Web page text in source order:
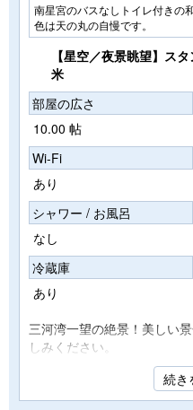
南星宮のバスなしトイレ付きの
色は天の丸の自慢です。
【星空／夜景眺望】ス
米
部屋の広さ
10.00 帖
Wi-Fi
あり
シャワー / お風呂
なし
冷蔵庫
あり
三河湾一望の絶景！美しい
しみください。
和室１０畳 トイレ有り
・お一人様タオル１枚、バ
続き